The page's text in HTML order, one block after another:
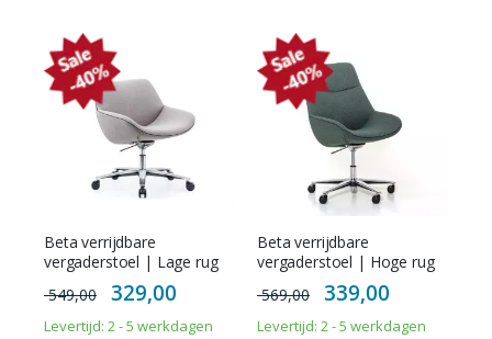
Beta verrijdbare
vergaderstoel | Lage rug
549,00
Special
Price
329,00
Levertijd: 2 - 5 werkdagen
Beta verrijdbare
vergaderstoel | Hoge rug
569,00
Special
Price
339,00
Levertijd: 2 - 5 werkdagen